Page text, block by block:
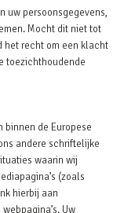
uw persoonsgegevens,
Mocht dit niet tot
het recht om een klacht
toezichthoudende
de Europese
andere schriftelijke
waarin wij
(zoals
hierbij aan
Uw